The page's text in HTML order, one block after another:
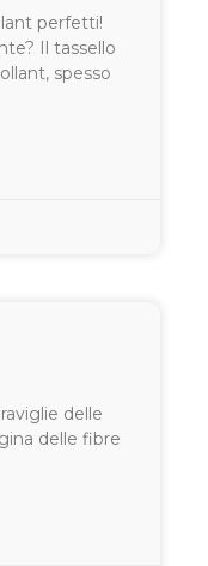
perfetti!
Il tassello
spesso
delle
delle fibre